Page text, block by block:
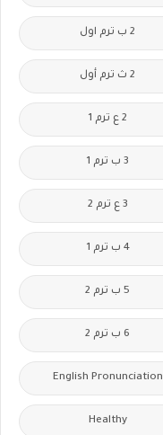
2 ب ترم اول
2 ث ترم أول
2 ع ترم 1
3 ب ترم 1
3 ع ترم 2
4 ب ترم 1
5 ب ترم 2
6 ب ترم 2
English Pronunciation
Healthy